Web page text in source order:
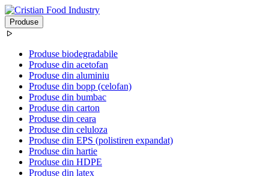
Produse
Produse biodegradabile
Produse din acetofan
Produse din aluminiu
Produse din bopp (celofan)
Produse din bumbac
Produse din carton
Produse din ceara
Produse din celuloza
Produse din EPS (polistiren expandat)
Produse din hartie
Produse din HDPE
Produse din latex